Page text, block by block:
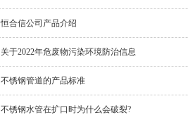
恒合信公司产品介绍
关于2022年危废物污染环境防治信息
不锈钢管道的产品标准
不锈钢水管在扩口时为什么会破裂?